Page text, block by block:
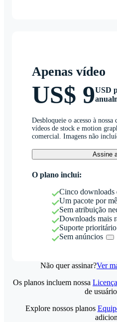
Apenas vídeo
US$ 9USD
Desbloqueie o acesso à nossa
vídeos de stock e motion
comercial. Imagens não
Assine
O plano inclui:
Cinco downloads
Um pacote por
Sem atribuição
Downloads mais
Suporte prioritário
Sem anúncios
Não quer assinar?Ver
Os planos incluem nossa
de
Explore nossos planos